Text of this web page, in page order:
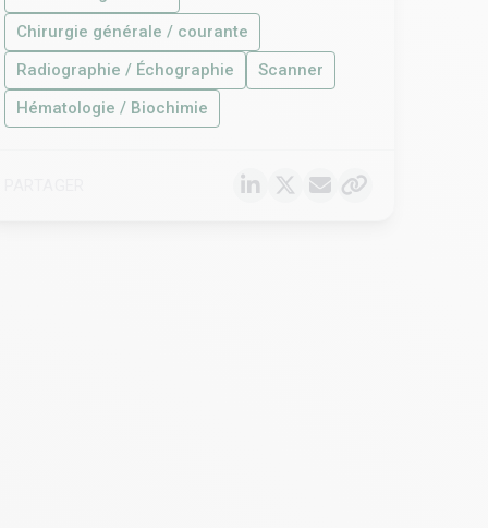
Chirurgie générale / courante
Radiographie / Échographie
Scanner
Hématologie / Biochimie